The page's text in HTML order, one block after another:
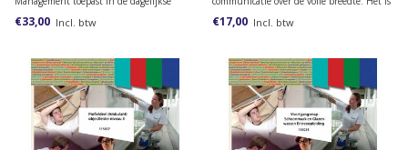
praktijk of in een lesomgeving binnen de
mbo opleidingen Signmaker niveau 3 en
€33,00 Incl. btw
een praktisch en breed naslagwerk waarin
de theorie en de praktijk worden
€17,00 Incl. btw